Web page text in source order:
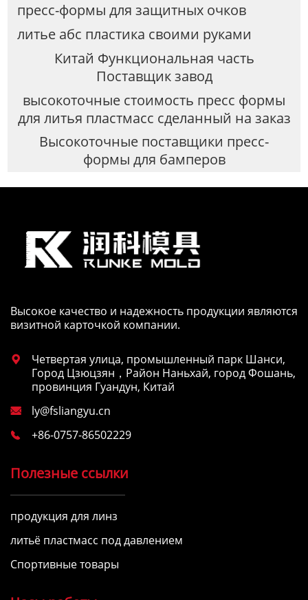
пресс-формы для защитных очков
литье абс пластика своими руками
Китай Функциональная часть
Поставщик завод
высокоточные стоимость пресс формы
для литья пластмасс сделанный на заказ
Высокоточные поставщики пресс-
формы для бамперов
Высокое качество и надежность продукции являются
визитной карточкой компании.

Четвертая улица, промышленный парк Шанси,
Город Цзюцзян，Район Наньхай, город Фошань,
провинция Гуандун, Китай
 ly@fsliangyu.cn
 +86-0757-86502229
Полезные ссылки
продукция для линз
литьё пластмасс под давлением
Спортивные товары